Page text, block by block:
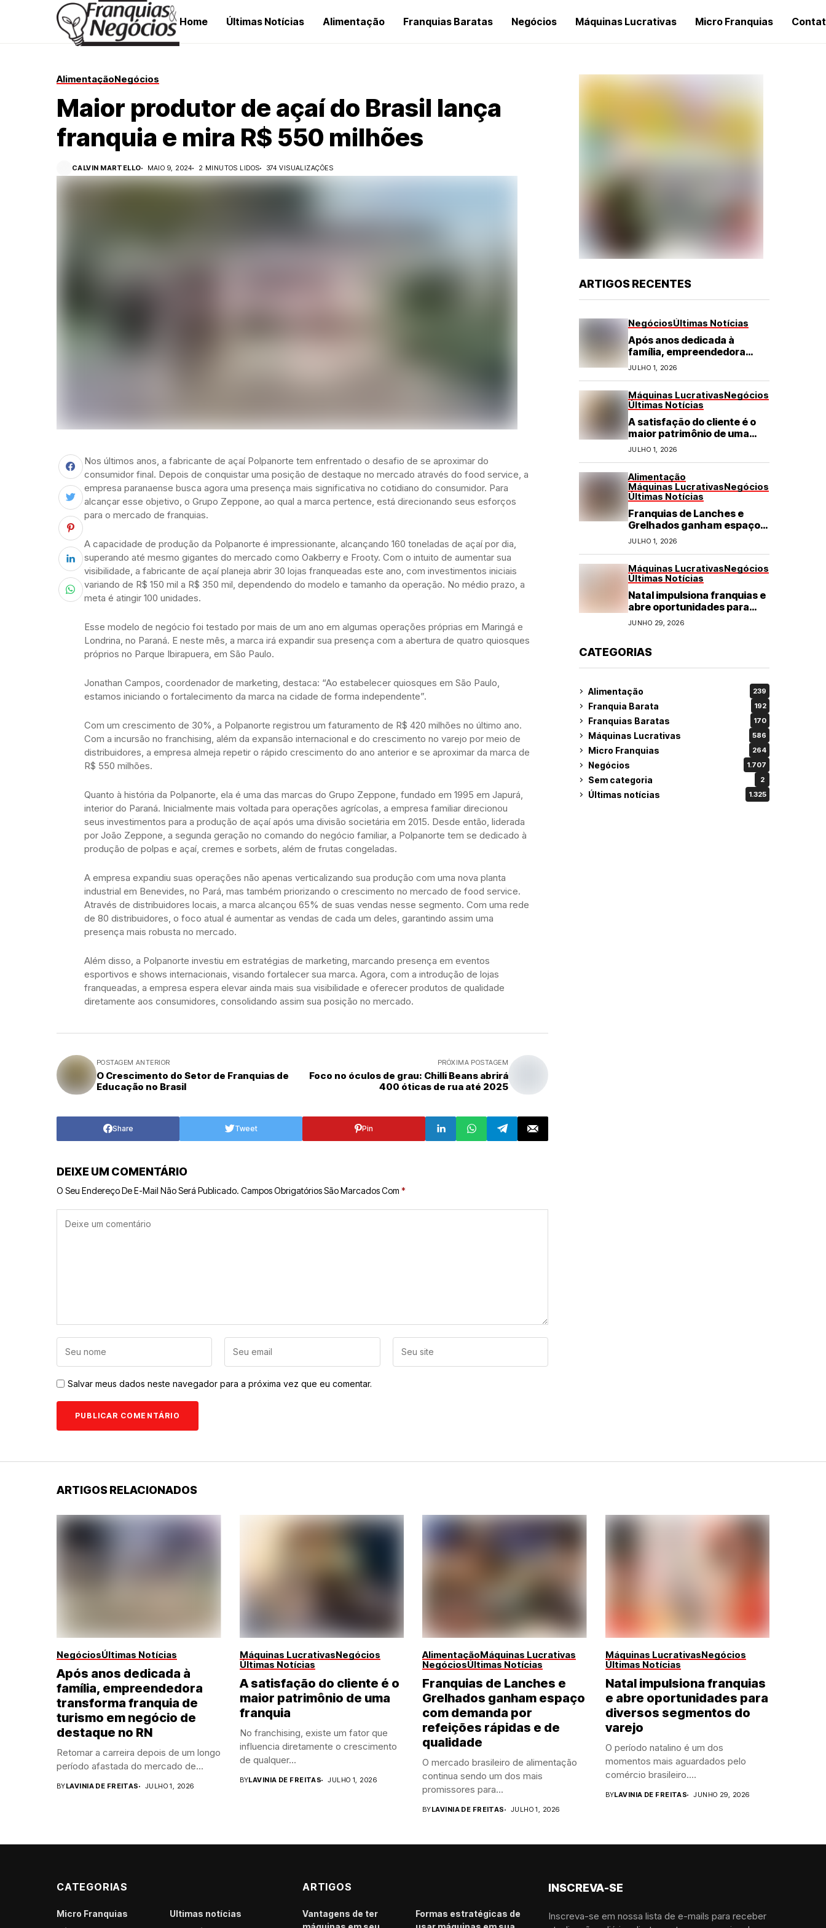
Home Últimas Notícias Alimentação Franquias Baratas Negócios Máquinas Lucrativas Micro Franquias
AlimentaçãoNegócios
Maior produtor de açaí do Brasil lança
franquia e mira R$ 550 milhões
CALVIN MARTELLO MAIO 9, 2024 2 MINUTOS LIDOS 374 VISUALIZAÇÕES
Nos últimos anos, a fabricante de açaí Polpanorte tem enfrentado o desafio de se aproximar do
consumidor final. Depois de conquistar uma posição de destaque no mercado através do food service, a
empresa paranaense busca agora uma presença mais significativa no cotidiano do consumidor. Para
alcançar esse objetivo, o Grupo Zeppone, ao qual a marca pertence, está direcionando seus esforços
para o mercado de franquias.
A capacidade de produção da Polpanorte é impressionante, alcançando 160 toneladas de açaí por dia,
superando até mesmo gigantes do mercado como Oakberry e Frooty. Com o intuito de aumentar sua
visibilidade, a fabricante de açaí planeja abrir 30 lojas franqueadas este ano, com investimentos iniciais
variando de R$ 150 mil a R$ 350 mil, dependendo do modelo e tamanho da operação. No médio prazo, a
meta é atingir 100 unidades.
Esse modelo de negócio foi testado por mais de um ano em algumas operações próprias em Maringá e
Londrina, no Paraná. E neste mês, a marca irá expandir sua presença com a abertura de quatro quiosques
próprios no Parque Ibirapuera, em São Paulo.
Jonathan Campos, coordenador de marketing, destaca: “Ao estabelecer quiosques em São Paulo,
estamos iniciando o fortalecimento da marca na cidade de forma independente”.
Com um crescimento de 30%, a Polpanorte registrou um faturamento de R$ 420 milhões no último ano.
Com a incursão no franchising, além da expansão internacional e do crescimento no varejo por meio de
distribuidores, a empresa almeja repetir o rápido crescimento do ano anterior e se aproximar da marca de
R$ 550 milhões.
Quanto à história da Polpanorte, ela é uma das marcas do Grupo Zeppone, fundado em 1995 em Japurá,
interior do Paraná. Inicialmente mais voltada para operações agrícolas, a empresa familiar direcionou
seus investimentos para a produção de açaí após uma divisão societária em 2015. Desde então, liderada
por João Zeppone, a segunda geração no comando do negócio familiar, a Polpanorte tem se dedicado à
produção de polpas e açaí, cremes e sorbets, além de frutas congeladas.
A empresa expandiu suas operações não apenas verticalizando sua produção com uma nova planta
industrial em Benevides, no Pará, mas também priorizando o crescimento no mercado de food service.
Através de distribuidores locais, a marca alcançou 65% de suas vendas nesse segmento. Com uma rede
de 80 distribuidores, o foco atual é aumentar as vendas de cada um deles, garantindo assim uma
presença mais robusta no mercado.
Além disso, a Polpanorte investiu em estratégias de marketing, marcando presença em eventos
esportivos e shows internacionais, visando fortalecer sua marca. Agora, com a introdução de lojas
franqueadas, a empresa espera elevar ainda mais sua visibilidade e oferecer produtos de qualidade
diretamente aos consumidores, consolidando assim sua posição no mercado.
POSTAGEM ANTERIOR
O Crescimento do Setor de Franquias de
Educação no Brasil
PRÓXIMA POSTAGEM
Foco no óculos de grau: Chilli Beans abrirá
400 óticas de rua até 2025
Share Tweet Pin
DEIXE UM COMENTÁRIO
O Seu Endereço De E-Mail Não Será Publicado. Campos Obrigatórios São Marcados Com *
Salvar meus dados neste navegador para a próxima vez que eu comentar.
ARTIGOS RECENTES
NegóciosÚltimas Notícias
Após anos dedicada à
família, empreendedora
transforma franquia de
turismo em negócio de
JULHO 1, 2026
Máquinas LucrativasNegócios
Últimas Notícias
A satisfação do cliente é o
maior patrimônio de uma
franquia
JULHO 1, 2026
Alimentação
Máquinas LucrativasNegócios
Últimas Notícias
Franquias de Lanches e
Grelhados ganham espaço
com demanda por refeições
rápidas e de qualidade
JULHO 1, 2026
Máquinas LucrativasNegócios
Últimas Notícias
Natal impulsiona franquias e
abre oportunidades para
diversos segmentos do
JUNHO 29, 2026
CATEGORIAS
Alimentação 239
Franquia Barata 192
Franquias Baratas 170
Máquinas Lucrativas 586
Micro Franquias 264
Negócios 1.707
Sem categoria 2
Últimas notícias 1.325
ARTIGOS RELACIONADOS
NegóciosÚltimas Notícias
Após anos dedicada à
família, empreendedora
transforma franquia de
turismo em negócio de
destaque no RN
Retomar a carreira depois de um longo
período afastada do mercado de...
BYLAVINIA DE FREITAS JULHO 1, 2026
Máquinas LucrativasNegócios
Últimas Notícias
A satisfação do cliente é o
maior patrimônio de uma
franquia
No franchising, existe um fator que
influencia diretamente o crescimento
de qualquer...
BYLAVINIA DE FREITAS JULHO 1, 2026
AlimentaçãoMáquinas Lucrativas
NegóciosÚltimas Notícias
Franquias de Lanches e
Grelhados ganham espaço
com demanda por
refeições rápidas e de
qualidade
O mercado brasileiro de alimentação
continua sendo um dos mais
promissores para...
BYLAVINIA DE FREITAS JULHO 1, 2026
Máquinas LucrativasNegócios
Últimas Notícias
Natal impulsiona franquias
e abre oportunidades para
diversos segmentos do
varejo
O período natalino é um dos
momentos mais aguardados pelo
comércio brasileiro....
BYLAVINIA DE FREITAS JUNHO 29, 2026
CATEGORIAS
Micro Franquias
Últimas notícias
ARTIGOS
Vantagens de ter
Formas estratégicas de
INSCREVA-SE
Inscreva-se em nossa lista de e-mails para receber